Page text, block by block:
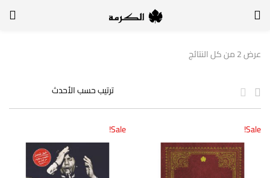
لتسجيل الدخول, أدخل اسم المستخدم وكلمة السر
عرض ⁦2⁩ من كل النتائج
Sale!
Sale!